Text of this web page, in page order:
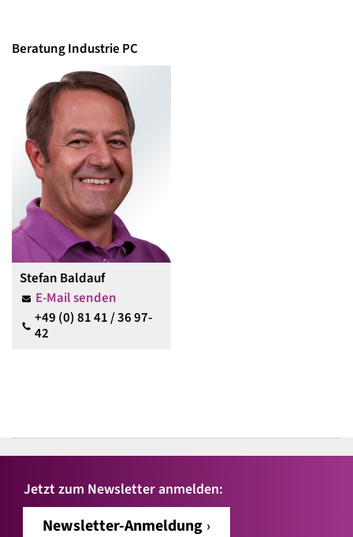
Beratung Industrie PC
Stefan Baldauf
E-Mail senden
+49 (0) 81 41 / 36 97-
42
Jetzt zum Newsletter anmelden:
Newsletter-Anmeldung